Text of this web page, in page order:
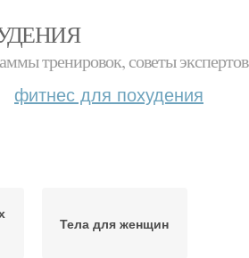
тренировок, советы экспертов
фитнес для похудения
Тела для женщин